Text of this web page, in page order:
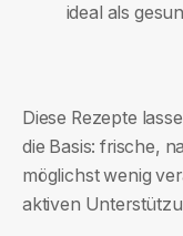
ideal als
Diese Rezepte
die Basis: frische,
möglichst wenig
aktiven